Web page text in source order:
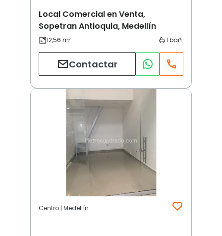
Local Comercial en Venta,
Sopetran Antioquia, Medellín
Contactar
Centro | Medellín